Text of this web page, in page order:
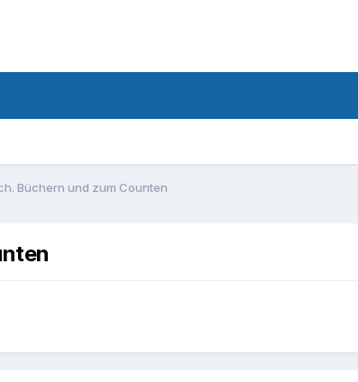
Büchern und zum Counten